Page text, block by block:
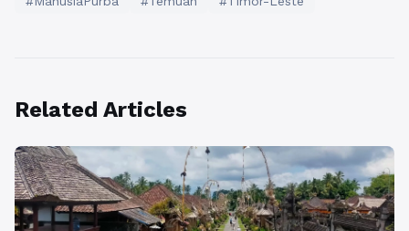
Related Articles